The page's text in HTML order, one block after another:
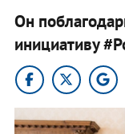
Он
инициативу